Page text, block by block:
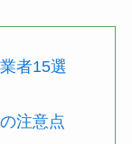
者15選
注意点